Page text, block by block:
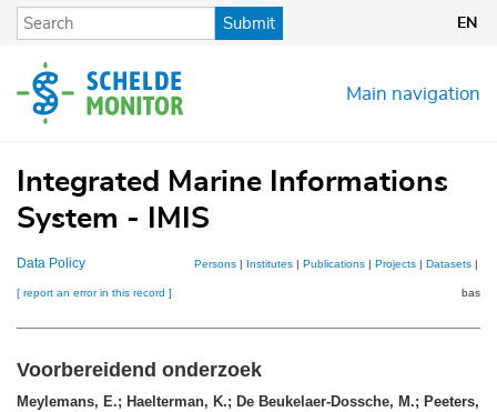
Skip
content
Submit EN
Main navigation
Integrated Marine Informations
System - IMIS
Data Policy Persons | Institutes | Publications | Projects | Datasets |
[ report an error in this record ]
Voorbereidend onderzoek
Meylemans, E.; Haelterman, K.; De Beukelaer-Dossche, M.; Peeters, P.